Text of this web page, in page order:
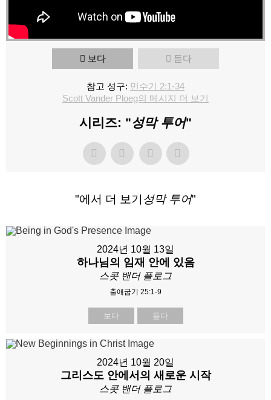
보다 듣다
참고 성구: 민수기 2:1-34
Scott Vander Ploeg의 메시지 더 보기
시리즈: "성막 투어"
"에서 더 보기 성막 투어"
2024년 10월 13일
하나님의 임재 안에 있음
스콧 밴더 플로그
출애굽기 25:1-9
보다 듣다
2024년 10월 20일
그리스도 안에서의 새로운 시작
스콧 밴더 플로그